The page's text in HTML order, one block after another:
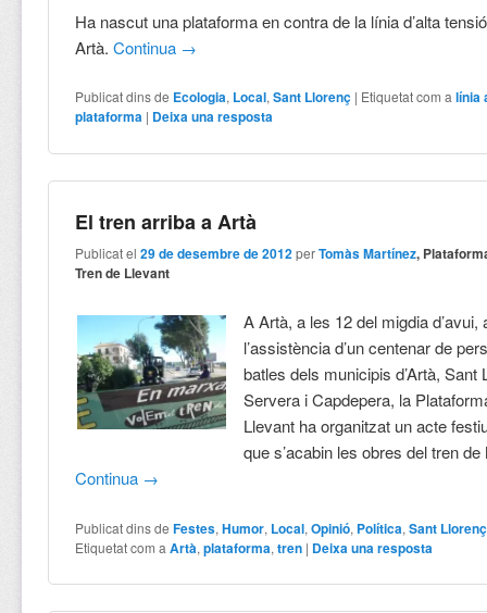
Ha nascut una plataforma en contra de la línia d’alta
Artà.Continua →
Publicat dins de Ecologia, Local,Sant Llorenç | Etiquetat com a línia
plataforma | Deixa una resposta
El tren arriba a Artà
Publicat el29 de desembre de 2012 perTomàs Martínez,
Tren de Llevant
A Artà, a les 12 del migdia d’avui,
l’assistència d’un centenar de
batles dels municipis d’Artà, Sant
Servera i Capdepera, la
Llevant ha organitzat un acte
que s’acabin les obres del tren
Continua →
Publicat dins de Festes,Humor, Local,Opinió, Política,Sant Llorenç
Etiquetat com a Artà,plataforma,tren | Deixa una resposta